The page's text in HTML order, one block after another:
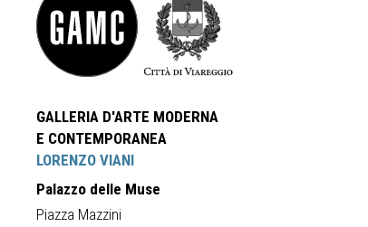
GALLERIA D'ARTE MODERNA
E CONTEMPORANEA
LORENZO VIANI
Palazzo delle Muse
Piazza Mazzini